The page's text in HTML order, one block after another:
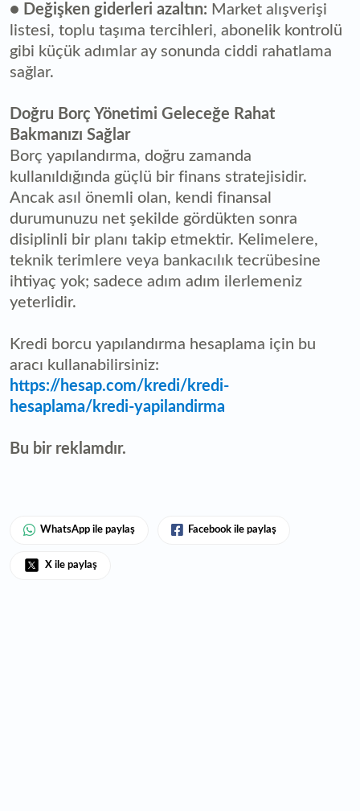
● Değişken giderleri azaltın: Market alışverişi
listesi, toplu taşıma tercihleri, abonelik kontrolü
gibi küçük adımlar ay sonunda ciddi rahatlama
sağlar.
Doğru Borç Yönetimi Geleceğe Rahat
Bakmanızı Sağlar
Borç yapılandırma, doğru zamanda
kullanıldığında güçlü bir finan­s stratejisidir.
Ancak asıl önemli olan, kendi finansal
durumunuzu net şekilde gördükten sonra
disiplinli bir planı takip etmektir. Kelimelere,
teknik terimlere veya bankacılık tecrübesine
ihtiyaç yok; sadece adım adım ilerlemeniz
yeterlidir.
Kredi borcu yapılandırma hesaplama için bu
aracı kullanabilirsiniz:
https://hesap.com/kredi/kredi-
hesaplama/kredi-yapilandirma
Bu bir reklamdır.
WhatsApp ile paylaş Facebook ile paylaş
X ile paylaş